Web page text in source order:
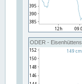
ODER -